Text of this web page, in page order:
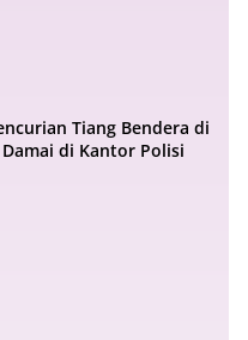
Tiang Bendera di
di Kantor Polisi